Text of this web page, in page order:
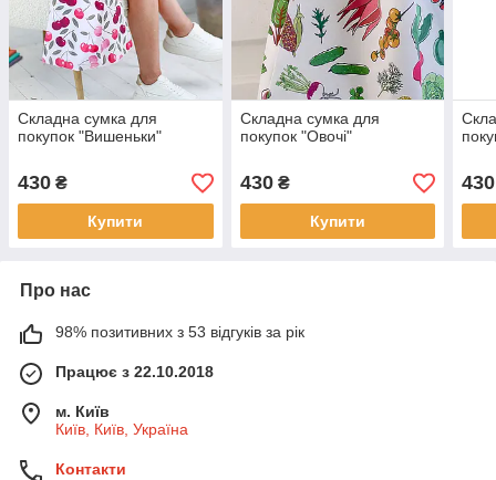
Складна сумка для
покупок "Вишеньки"
430 ₴
Купити
Складна сумка для
покупок "Овочі"
430₴
Купити
430
Про нас
98% позитивних з 53 відгуків за рік
Працює з 22.10.2018
м. Київ
Київ, Київ, Україна
Контакти